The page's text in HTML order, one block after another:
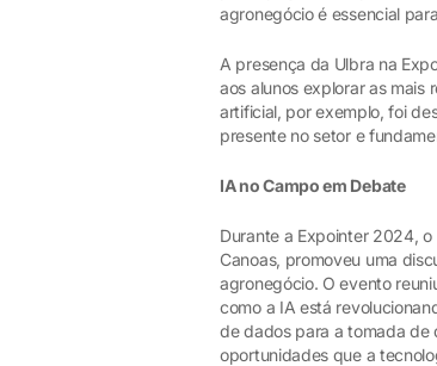
agronegócio é essencial
A presença da Ulbra na
aos alunos explorar as mais
artificial, por exemplo, foi
presente no setor e
IA no Campo em Debate
Durante a Expointer 2024,
Canoas, promoveu uma
agronegócio. O evento
como a IA está
de dados para a tomada de
oportunidades que a